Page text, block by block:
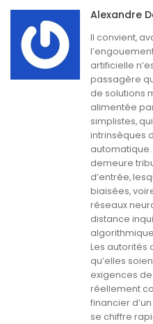
Alexandre
Il convient,
artificielle
passagère
de solutions
alimentée
simplistes,
intrinsèques
automatique.
demeure
d’entrée,
biaisées,
réseaux
distance
Les autorités
qu’elles
exigences
réellement
financier
se chiffre